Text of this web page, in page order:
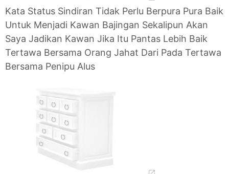
Kata Status Sindiran Tidak Perlu Berpura Pura Baik
Untuk Menjadi Kawan Bajingan Sekalipun Akan
Saya Jadikan Kawan Jika Itu Pantas Lebih Baik
Tertawa Bersama Orang Jahat Dari Pada Tertawa
Bersama Penipu Alus